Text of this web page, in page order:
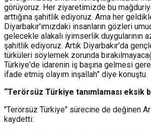
görüyoruz. Her ziyaretimizde bu
arttığına şahitlik ediyoruz. Ama her
Diyarbakır'ımızdaki insanların gözleri
gelecekle alakalı iyimserlik duygularının
şahitlik ediyoruz. Artık Diyarbakır'da
türküleri söylemek zorunda
Türkiye'de idarenin iş başına gelmesi
ifade etmiş olayım inşallah” diye konuştu.
“Terörsüz Türkiye tanımlaması eksik
"Terörsüz Türkiye" sürecine de değinen
kaydetti: